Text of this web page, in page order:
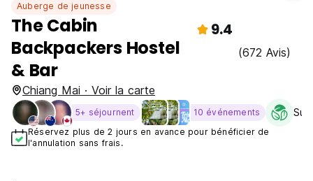
Auberge de jeunesse
The Cabin
Backpackers Hostel
& Bar
9.4
(672 Avis)
Chiang Mai · Voir la carte
5+ séjournent 10 événements
Réservez plus de 2 jours en avance pour bénéficier de
l'annulation sans frais.